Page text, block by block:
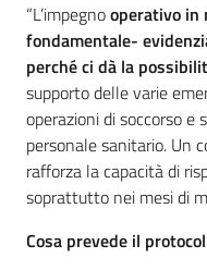
“L’impegnooperativo in
fondamentale-
perché ci dà la
supporto delle varie
operazioni di soccorso e
personale sanitario. Un
rafforza la capacità di
soprattutto nei mesi di
Cosa prevede il